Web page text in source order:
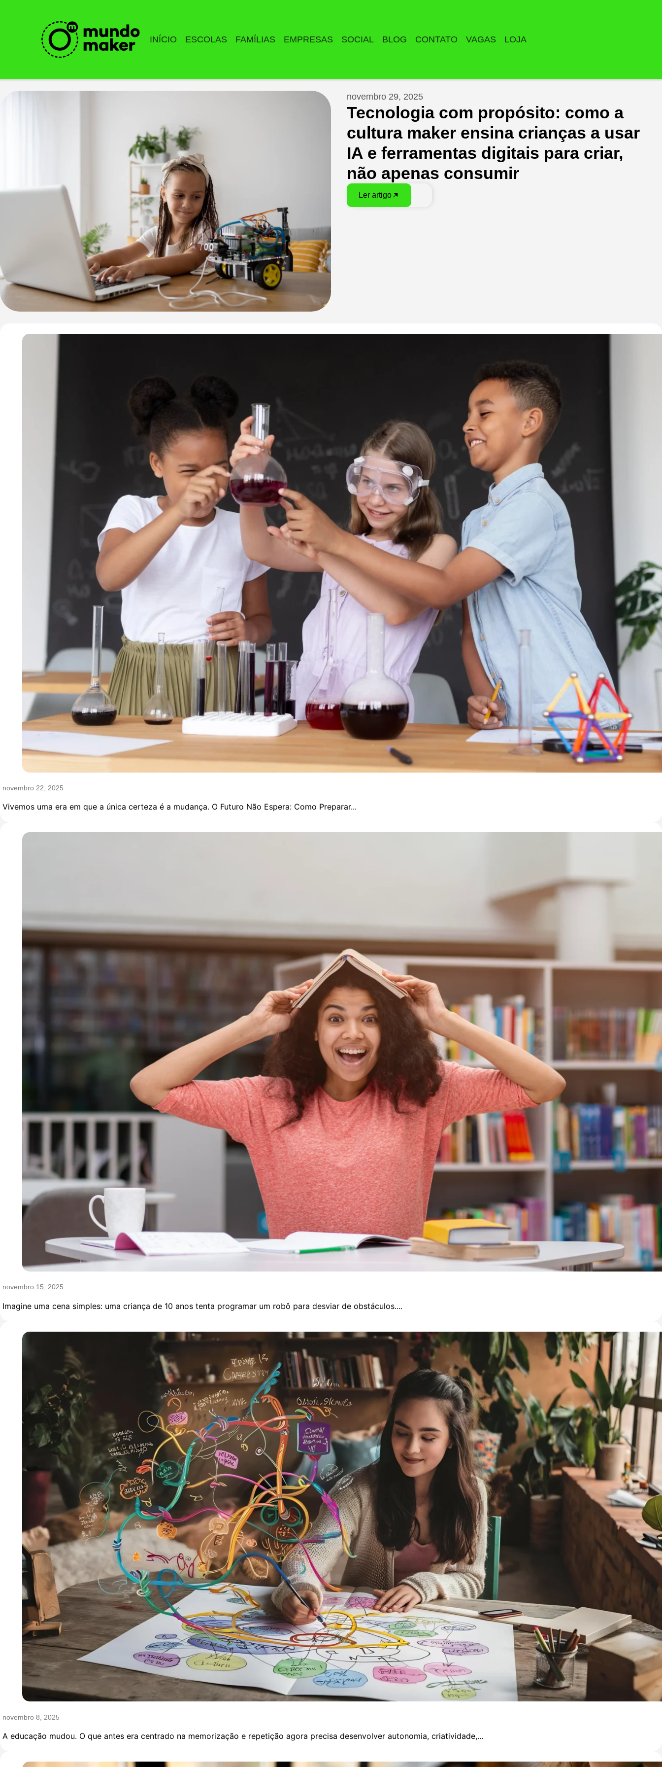
INÍCIO ESCOLAS FAMÍLIAS EMPRESAS SOCIAL BLOG CONTATO VAGAS LOJA
novembro 29, 2025
Tecnologia com propósito: como a
cultura maker ensina crianças a usar
IA e ferramentas digitais para criar,
não apenas consumir
Ler artigo
novembro 22, 2025
Vivemos uma era em que a única certeza é a mudança. O Futuro Não Espera: Como Preparar...
novembro 15, 2025
Imagine uma cena simples: uma criança de 10 anos tenta programar um robô para desviar de obstáculos....
novembro 8, 2025
A educação mudou. O que antes era centrado na memorização e repetição agora precisa desenvolver autonomia, criatividade,...